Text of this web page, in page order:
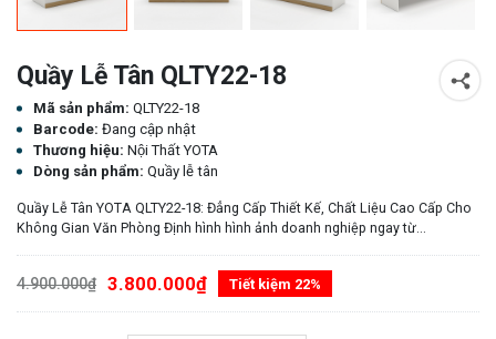
Quầy Lễ Tân QLTY22-18
Mã sản phẩm: QLTY22-18
Barcode: Đang cập nhật
Thương hiệu: Nội Thất YOTA
Dòng sản phẩm: Quầy lễ tân
Quầy Lễ Tân YOTA QLTY22-18: Đẳng Cấp Thiết Kế, Chất Liệu Cao Cấp Cho
Không Gian Văn Phòng Định hình hình ảnh doanh nghiệp ngay từ...
4.900.000₫ 3.800.000₫ Tiết kiệm 22%